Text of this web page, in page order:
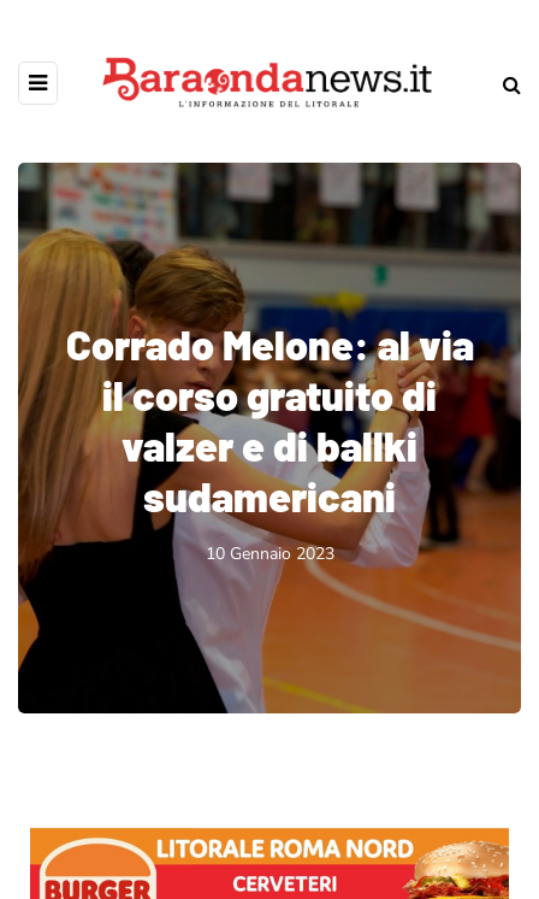
Corrado Melone: al via
il corso gratuito di
valzer e di ballki
sudamericani
10 Gennaio 2023